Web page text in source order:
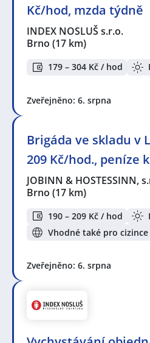
Kč/hod, mzda týdně
INDEX NOSLUŠ s.r.o.
Brno (17 km)
179 – 304 Kč / hod
Zveřejněno: 6. srpna
Brigáda ve skladu v
209 Kč/hod., peníze
JOBINN & HOSTESSINN,
Brno (17 km)
190 – 209 Kč / hod
Vhodné také pro cizince
Zveřejněno: 6. srpna